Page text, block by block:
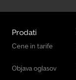
Prodati
Cene in tarife
Objava oglasov